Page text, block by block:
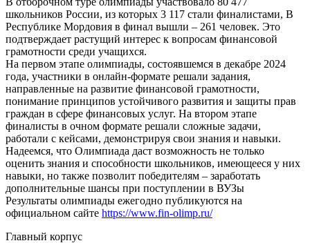
школьников России, из которых 3 117 стали финалистами, В
Республике Мордовия в финал вышли – 261 человек. Это
подтверждает растущий интерес к вопросам финансовой
грамотности среди учащихся.
На первом этапе олимпиады, состоявшемся в декабре 2024
года, участники в онлайн-формате решали задания,
направленные на развитие финансовой грамотности,
понимание принципов устойчивого развития и защиты прав
граждан в сфере финансовых услуг. На втором этапе
финалисты в очном формате решали сложные задачи,
работали с кейсами, демонстрируя свои знания и навыки.
Надеемся, что Олимпиада даст возможность не только
оценить знания и способности школьников, имеющееся у них
навыки, но также позволит победителям – заработать
дополнительные шансы при поступлении в ВУЗы
Результаты олимпиады ежегодно публикуются на
официальном сайте https://www.fin-olimp.ru/
Главный корпус